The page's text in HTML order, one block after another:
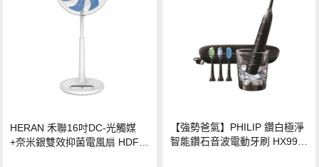
HERAN 禾聯16吋DC-光觸媒
+奈米銀雙效抑菌電風扇 HDF-1
【強勢爸氣】PHILIP 鑽白極淨
智能鑽石音波電動牙刷 HX992